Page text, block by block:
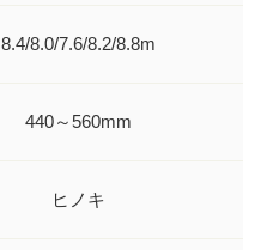
8.4/8.0/7.6/8.2/8.8m
440～560mm
ヒノキ